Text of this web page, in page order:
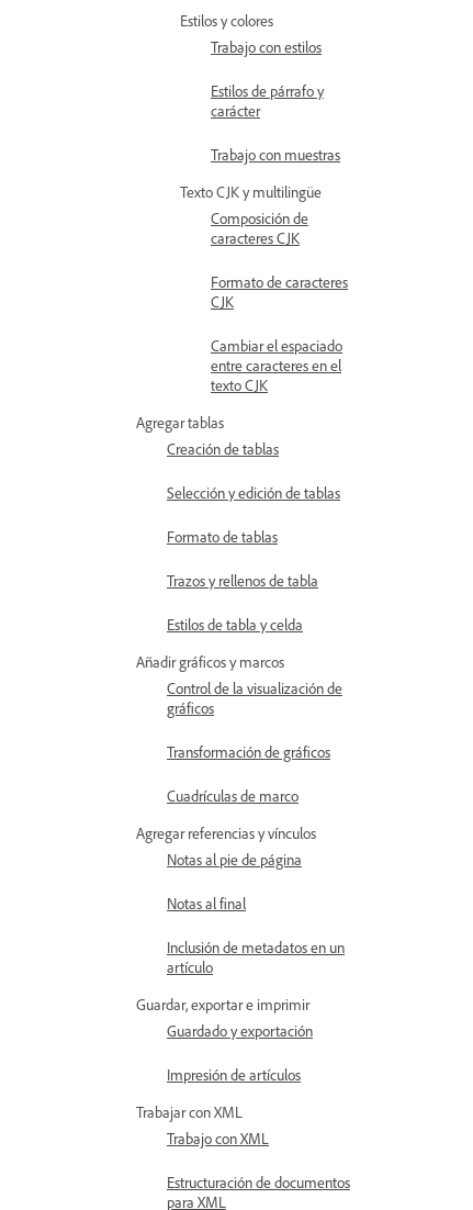
Estilos y colores
Trabajo con estilos
Estilos de párrafo y
carácter
Trabajo con muestras
Texto CJK y multilingüe
Composición de
caracteres CJK
Formato de caracteres
CJK
Cambiar el espaciado
entre caracteres en el
texto CJK
Agregar tablas
Creación de tablas
Selección y edición de tablas
Formato de tablas
Trazos y rellenos de tabla
Estilos de tabla y celda
Añadir gráficos y marcos
Control de la visualización de
gráficos
Transformación de gráficos
Cuadrículas de marco
Agregar referencias y vínculos
Notas al pie de página
Notas al final
Inclusión de metadatos en un
artículo
Guardar, exportar e imprimir
Guardado y exportación
Impresión de artículos
Trabajar con XML
Trabajo con XML
Estructuración de documentos
para XML